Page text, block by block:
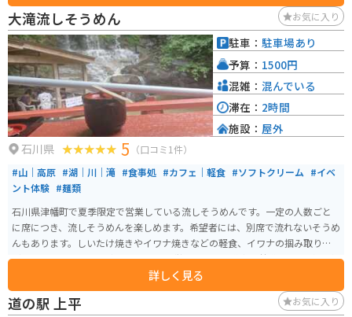
大滝流しそうめん お気に入り
石川県 5 （口コミ1件）
#山｜高原 #湖｜川｜滝 #食事処 #カフェ｜軽食 #ソフトクリーム #イベ
ント体験 #麺類
石川県津幡町で夏季限定で営業している流しそうめんです。一定の人数ごと
に席につき、流しそうめんを楽しめます。希望者には、別席で流れないそうめ
んもあります。しいたけ焼きやイワナ焼きなどの軽食、イワナの掴み取りな
どもしています。 山の中の川べりでの営業なので、道中は林道で走りがいが
あります。ちょっとした水遊びが出来たり、周囲の景色を楽しんだり出来ま
す。
詳しく見る
駐車： 駐車場あり
予算： 1500円
混雑： 混んでいる
滞在： 2時間
施設： 屋外
道の駅 上平 お気に入り